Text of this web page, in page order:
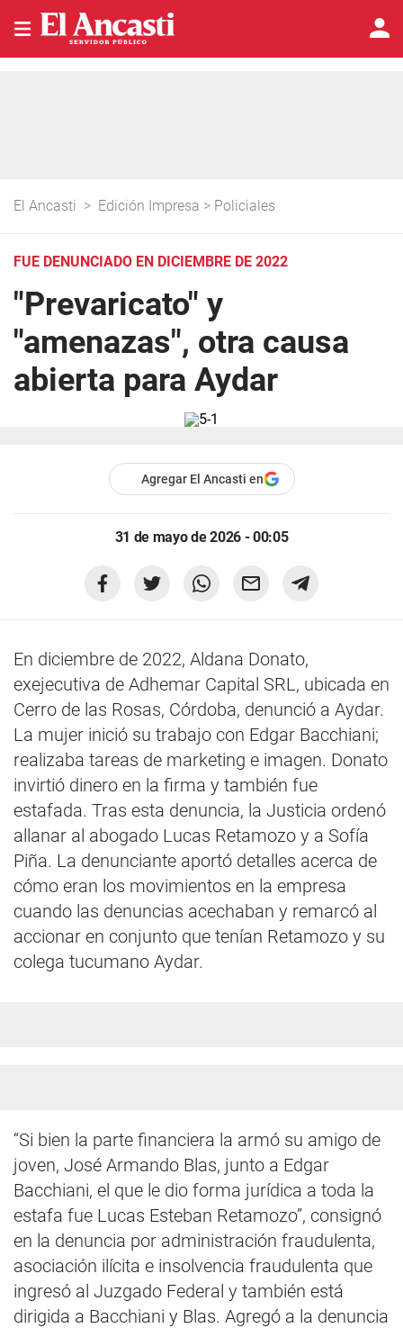
El Ancasti > Edición Impresa > Policiales
FUE DENUNCIADO EN DICIEMBRE DE 2022
"Prevaricato" y
"amenazas", otra causa
abierta para Aydar
Agregar El Ancasti en
31 de mayo de 2026 - 00:05
En diciembre de 2022, Aldana Donato,
exejecutiva de Adhemar Capital SRL, ubicada en
Cerro de las Rosas, Córdoba, denunció a Aydar.
La mujer inició su trabajo con Edgar Bacchiani;
realizaba tareas de marketing e imagen. Donato
invirtió dinero en la firma y también fue
estafada. Tras esta denuncia, la Justicia ordenó
allanar al abogado Lucas Retamozo y a Sofía
Piña. La denunciante aportó detalles acerca de
cómo eran los movimientos en la empresa
cuando las denuncias acechaban y remarcó al
accionar en conjunto que tenían Retamozo y su
colega tucumano Aydar.
“Si bien la parte financiera la armó su amigo de
joven, José Armando Blas, junto a Edgar
Bacchiani, el que le dio forma jurídica a toda la
estafa fue Lucas Esteban Retamozo”, consignó
en la denuncia por administración fraudulenta,
asociación ilícita e insolvencia fraudulenta que
ingresó al Juzgado Federal y también está
dirigida a Bacchiani y Blas. Agregó a la denuncia